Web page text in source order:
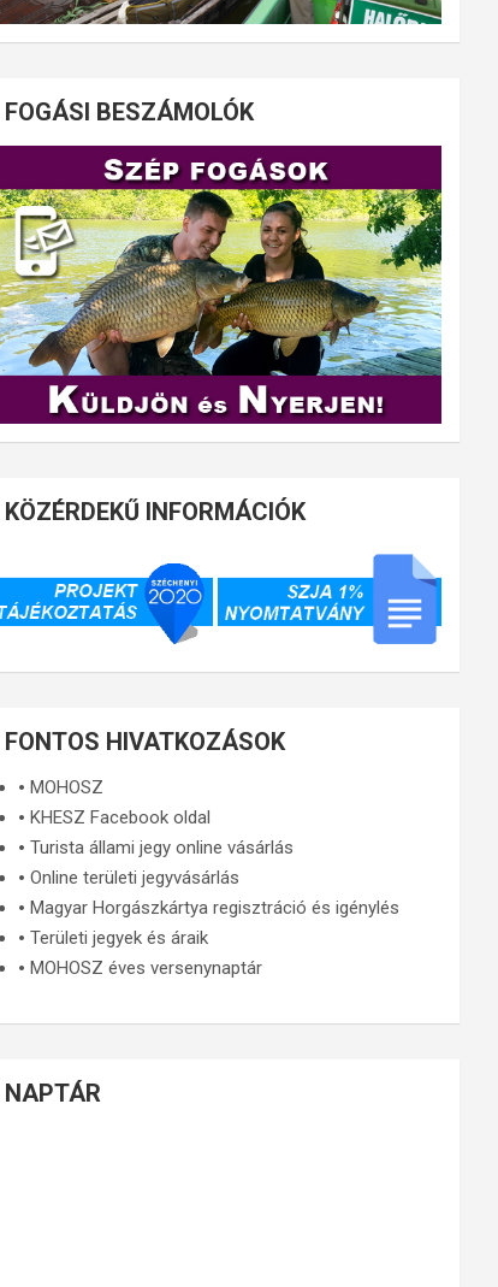
FOGÁSI BESZÁMOLÓK
KÖZÉRDEKŰ INFORMÁCIÓK
FONTOS HIVATKOZÁSOK
🞄MOHOSZ
🞄KHESZ Facebook oldal
🞄Turista állami jegy online vásárlás
🞄Online területi jegyvásárlás
🞄Magyar Horgászkártya regisztráció és igénylés
🞄Területi jegyek és áraik
🞄MOHOSZ éves versenynaptár
NAPTÁR